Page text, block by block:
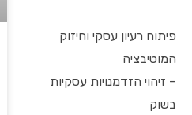
פיתוח רעיון עסקי וחיזוק
המוטיבציה
– זיהוי הזדמנויות עסקיות
בשוק